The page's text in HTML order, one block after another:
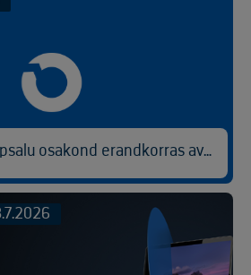
6.augustil on Haapsalu osakond erandkorras avatud kl 9.00-14.30.